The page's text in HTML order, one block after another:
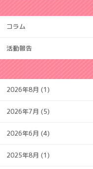
コラム
活動報告
2026年8月 (1)
2026年7月 (5)
2026年6月 (4)
2025年8月 (1)